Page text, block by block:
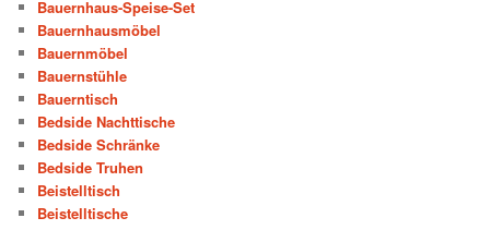
Bauernhaus-Speise-Set
Bauernhausmöbel
Bauernmöbel
Bauernstühle
Bauerntisch
Bedside Nachttische
Bedside Schränke
Bedside Truhen
Beistelltisch
Beistelltische